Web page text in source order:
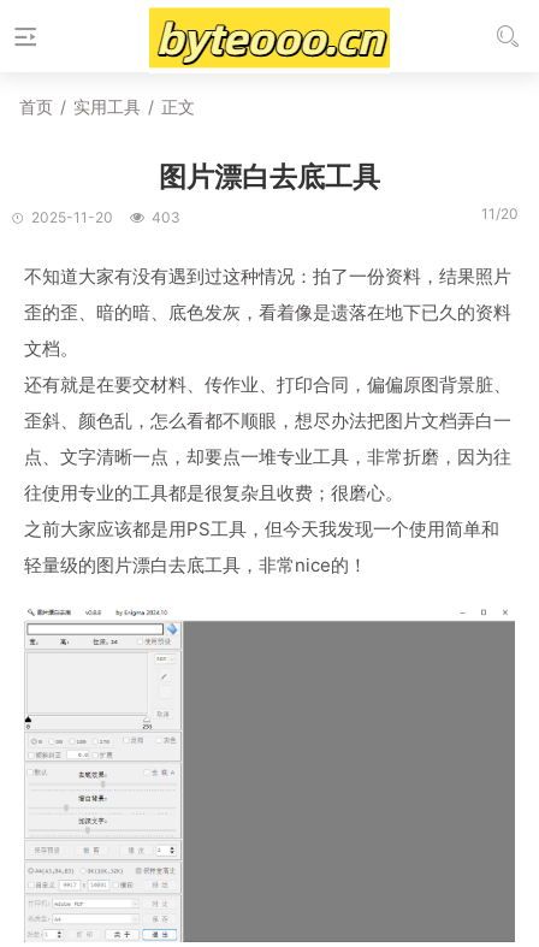
首页 / 实用工具 / 正文
图片漂白去底工具
2025-11-20 403 11/20
不知道大家有没有遇到过这种情况：拍了一份资料，结果照片
歪的歪、暗的暗、底色发灰，看着像是遗落在地下已久的资料
文档。
还有就是在要交材料、传作业、打印合同，偏偏原图背景脏、
歪斜、颜色乱，怎么看都不顺眼，想尽办法把图片文档弄白一
点、文字清晰一点，却要点一堆专业工具，非常折磨，因为往
往使用专业的工具都是很复杂且收费；很磨心。
之前大家应该都是用PS工具，但今天我发现一个使用简单和
轻量级的图片漂白去底工具，非常nice的！